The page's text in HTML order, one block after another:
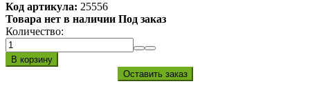
Код артикула: 25556
Товара нет в наличии Под заказ
Количество: